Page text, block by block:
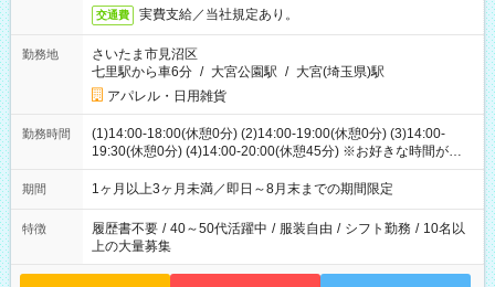
交通費 実費支給／当社規定あり。
勤務地
さいたま市見沼区
七里駅から車6分 / 大宮公園駅 / 大宮(埼玉県)駅
アパレル・日用雑貨
勤務時間
(1)14:00-18:00(休憩0分) (2)14:00-19:00(休憩0分) (3)14:00-
19:30(休憩0分) (4)14:00-20:00(休憩45分) ※お好きな時間が選べ
ます
期間 1ヶ月以上3ヶ月未満／即日～8月末までの期間限定
特徴 履歴書不要 / 40～50代活躍中 / 服装自由 / シフト勤務 / 10名以
上の大量募集